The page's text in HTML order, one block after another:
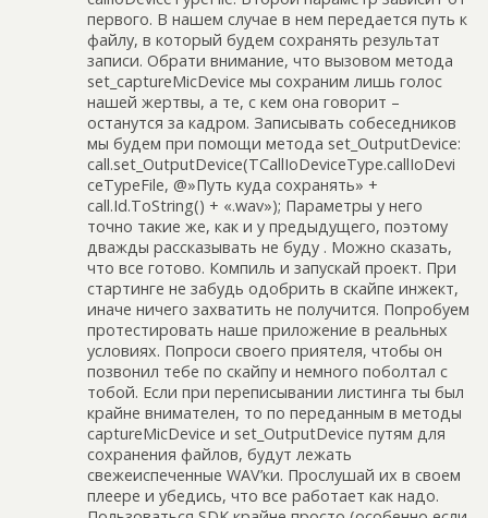
первого. В нашем случае в нем передается путь к
файлу, в который будем сохранять результат
записи. Обрати внимание, что вызовом метода
set_captureMicDevice мы сохраним лишь голос
нашей жертвы, а те, с кем она говорит –
останутся за кадром. Записывать собеседников
мы будем при помощи метода set_OutputDevice:
call.set_OutputDevice(TCallIoDeviceType.callIoDevi
ceTypeFile, @»Путь куда сохранять» +
call.Id.ToString() + «.wav»); Параметры у него
точно такие же, как и у предыдущего, поэтому
дважды рассказывать не буду . Можно сказать,
что все готово. Компиль и запускай проект. При
стартинге не забудь одобрить в скайпе инжект,
иначе ничего захватить не получится. Попробуем
протестировать наше приложение в реальных
условиях. Попроси своего приятеля, чтобы он
позвонил тебе по скайпу и немного поболтал с
тобой. Если при переписывании листинга ты был
крайне внимателен, то по переданным в методы
captureMicDevice и set_OutputDevice путям для
сохранения файлов, будут лежать
свежеиспеченные WAV’ки. Прослушай их в своем
плеере и убедись, что все работает как надо.